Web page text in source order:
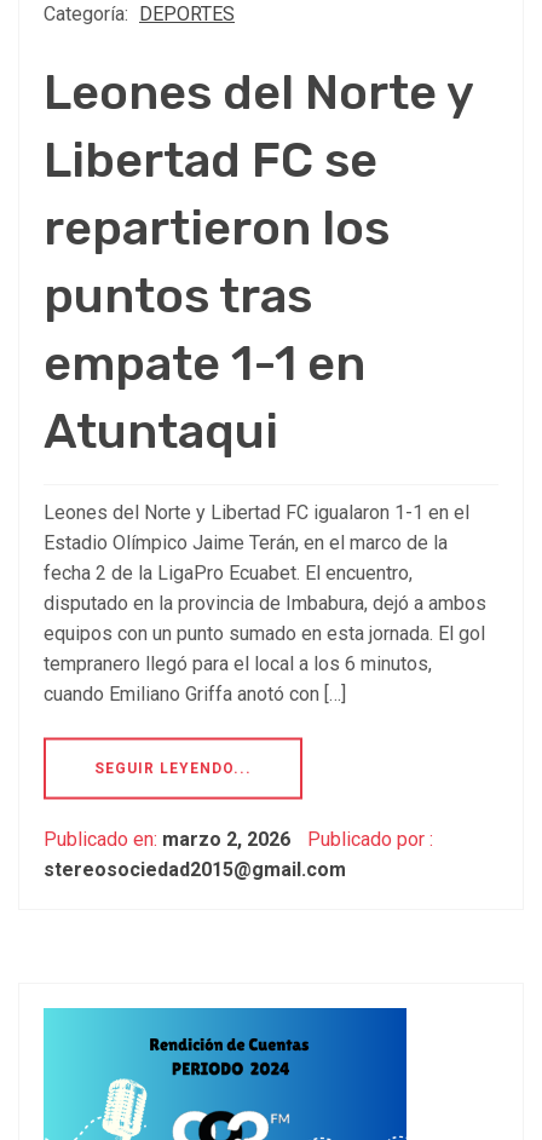
Categoría: DEPORTES
Leones del Norte y
Libertad FC se
repartieron los
puntos tras
empate 1-1 en
Atuntaqui
Leones del Norte y Libertad FC igualaron 1-1 en el
Estadio Olímpico Jaime Terán, en el marco de la
fecha 2 de la LigaPro Ecuabet. El encuentro,
disputado en la provincia de Imbabura, dejó a ambos
equipos con un punto sumado en esta jornada. El gol
tempranero llegó para el local a los 6 minutos,
cuando Emiliano Griffa anotó con […]
SEGUIR LEYENDO...
Publicado en: marzo 2, 2026
Publicado por :
stereosociedad2015@gmail.com